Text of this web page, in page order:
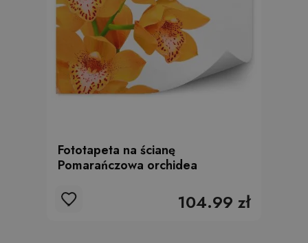
Fototapeta na ścianę
Pomarańczowa orchidea
104.99 zł